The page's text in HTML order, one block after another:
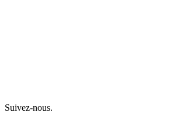
Suivez-nous.